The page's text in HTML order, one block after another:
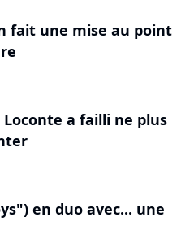
fait une mise au point
a failli ne plus
en duo avec... une